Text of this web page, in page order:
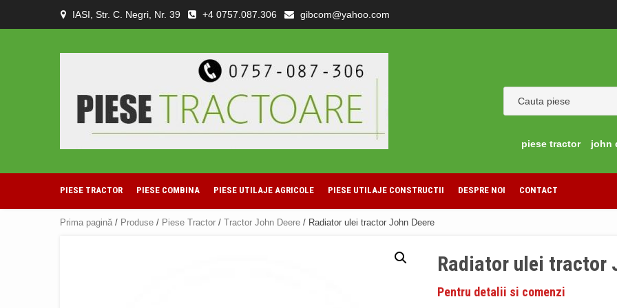
IASI, Str. C. Negri, Nr. 39 +4 0757.087.306 gibcom@yahoo.com
piese tractor
john
PIESE TRACTOR PIESE COMBINA PIESE UTILAJE AGRICOLE PIESE UTILAJE CONSTRUCTII DESPRE NOI CONTACT
Prima pagină / Produse / Piese Tractor / Tractor John Deere / Radiator ulei tractor John Deere
Radiator ulei tractor
Pentru detalii si comenzi